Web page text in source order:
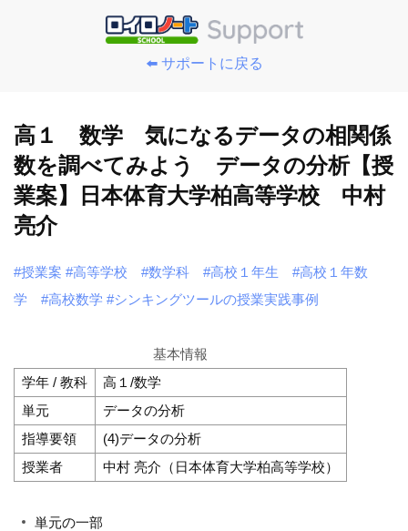
⬅️ サポートに戻る
高１ 数学 気になるデータの相関係
数を調べてみよう データの分析【授
業案】日本体育大学柏高等学校 中村
亮介
#授業案 #高等学校 #数学科 #高校１年生
#高校１年数
学
#高校数学 #シンキングツールの授業実践事例
基本情報
学年 / 教科
高１/数学
単元
データの分析
指導要領
(4)データの分析
授業者
中村 亮介（日本体育大学柏高等学校）
単元の一部